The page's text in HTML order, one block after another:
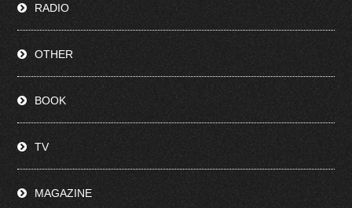
RADIO
OTHER
BOOK
TV
MAGAZINE